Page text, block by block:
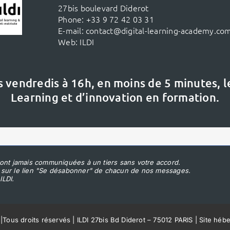
27bis boulevard Diderot
Phone: +33 9 72 42 03 31
E-mail: contact@digital-learning-
Web: ILDI
à 16h, en moins de 5 minutes,
Learning et d’innovation en formation.
jamais communiquées à un tiers sans votre accord.
le lien "Se désabonner" de chacun de nos messages.
Tous droits réservés | ILDI 27bis Bd Diderot – 75012 PARIS | Site